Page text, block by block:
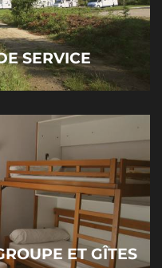
SERVICE
ET GÎTES